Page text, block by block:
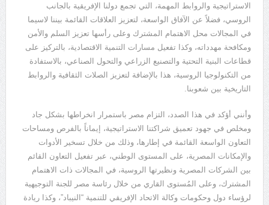
الاستراتيجية والروابط المهمة، التي تجمع دولنا الإفريقية بالجانب
الروسي، فضلاً عن الآفاق الواسعة، لتعزيز العلاقات القائمة بيننا لاسيما
في المجالات محل الاهتمام المشترك وعلى رأسها تعزيز السلم والأمن
ومكافحة مهدداته، وكذا تفعيل مسارات التنمية الاقتصادية، بالتركيز على
قطاعات البنية التحتية والتصنيع الزراعي والتحول الصناعي، بالاستفادة
من التكنولوجيا الروسية، هذا بالإضافة لتعزيز الصلات الثقافية والروابط
التاريخية بين شعوبنا.
وأنني أؤكد في هذا الصدد، التزام مصر باستمرار انخراطها بشكل جاد
ومخلص في جهود تعميق شراكتنا الاستراتيجية، إيماناً بالفرص ومساحات
التعاون الواسعة القائمة في إطارها، وذلك من خلال تسخير الأدوات
والإمكانات المصرية، على المستوى الوطني، عبر تفعيل التعاون القائم
بين الشركات المصرية ونظيرتها الروسية، في المجالات ذات الاهتمام
المشترك، وعلى المُستوى القاري من خلال رئاسة مصر للجنة التوجيهية
لرؤساء دول وحكومات وكالة الاتحاد الإفريقي للتنمية “النيباد”، وكذا ريادة